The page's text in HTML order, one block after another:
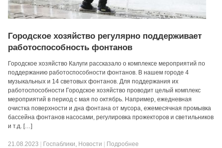
Городское хозяйство регулярно поддерживает
работоспособность фонтанов
Городское хозяйство Калуги рассказало о комплексе мероприятий по
поддержанию работоспособности фонтанов. В нашем городе 4
музыкальных и 14 световых фонтанов. Для поддержания их
работоспособности Городское хозяйство проводит целый комплекс
мероприятий в период с мая по октябрь. Например, ежедневная
очистка поверхности и дна фонтана от мусора, ежемесячная промывка
бассейна фонтанов насосами, регулировка прожекторов и светильников
и т.д. […]
21.08.2023 Госпаблики, Новости Подробнее